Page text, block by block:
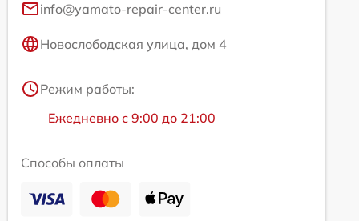
info@yamato-repair-center.ru
Новослободская улица, дом 4
Режим работы:
Ежедневно с 9:00 до 21:00
Способы оплаты